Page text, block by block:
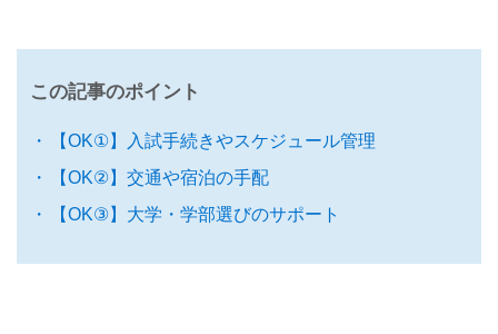
この記事のポイント
【OK①】入試手続きやスケジュール管理
【OK②】交通や宿泊の手配
【OK③】大学・学部選びのサポート